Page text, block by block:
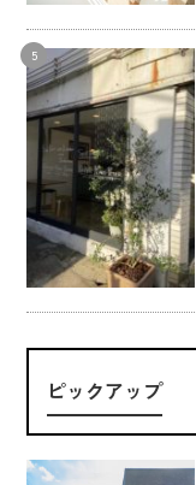
ピックアップ